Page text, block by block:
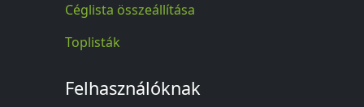
Céglista összeállítása
Toplisták
Felhasználóknak